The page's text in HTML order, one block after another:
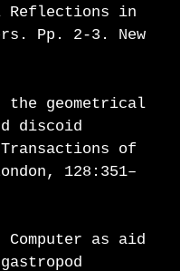
Reflections in
Pp. 2-3. New
the geometrical
discoid
of
128:351–
as aid